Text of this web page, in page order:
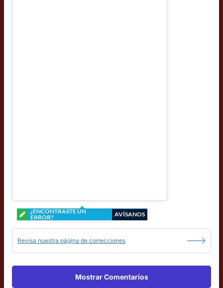
¿ENCONTRASTE UN
ERROR?
AVÍSANOS
Revisa nuestra página de correcciones
Mostrar Comentarios